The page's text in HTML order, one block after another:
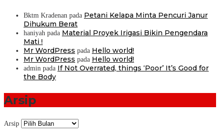
Bktm Kradenan pada Petani Kelapa Minta Pencuri Janur
Dihukum Berat
haniyah pada Material Proyek Irigasi Bikin Pengendara
Mati !
Mr WordPress pada Hello world!
Mr WordPress pada Hello world!
admin pada If Not Overrated, things ‘Poor’ It’s Good for
the Body
Arsip
Arsip